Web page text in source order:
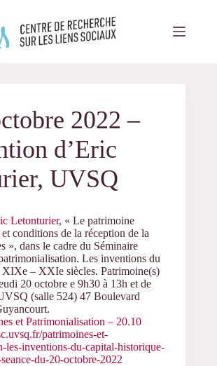
2022 –
d’Eric
UVSQ
Letonturier, « Le patrimoine
conditions de la réception de la
», dans le cadre du Séminaire
Les inventions du
XIXe – XXIe siècles. Patrimoine(s)
20 octobre e 9h30 à 13h et de
(salle 524) 47 Boulevard
et Patrimonialisation – 20.10
patrimoines-et-
les-inventions-du-capital-historique-
du-20-octobre-2022